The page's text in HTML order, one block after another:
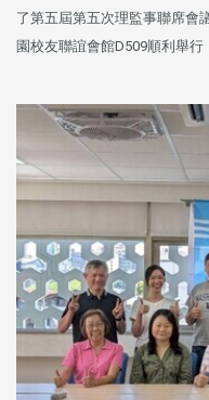
了第五屆第五次理監事聯席會
園校友聯誼會館D509順利舉行